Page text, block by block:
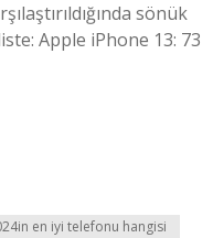
sönük
Apple iPhone 13: 73
en iyi telefonu hangisi